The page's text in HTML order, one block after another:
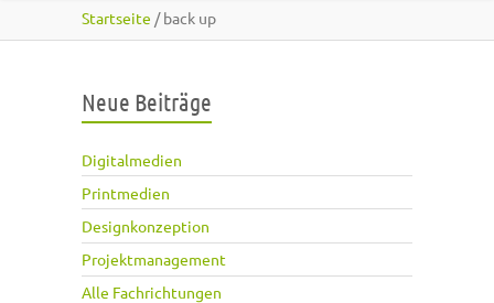
Startseite / back up
Neue Beiträge
Digitalmedien
Printmedien
Designkonzeption
Projektmanagement
Alle Fachrichtungen